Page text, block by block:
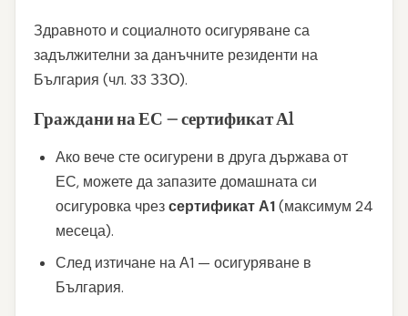
Здравното и социалното осигуряване са
задължителни за данъчните резиденти на
България (чл. 33 ЗЗО).
Граждани на ЕС — сертификат А1
Ако вече сте осигурени в друга държава от
ЕС, можете да запазите домашната си
осигуровка чрезсертификат А1(максимум 24
месеца).
След изтичане на А1 — осигуряване в
България.